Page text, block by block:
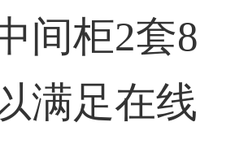
间柜2套8
满足在线